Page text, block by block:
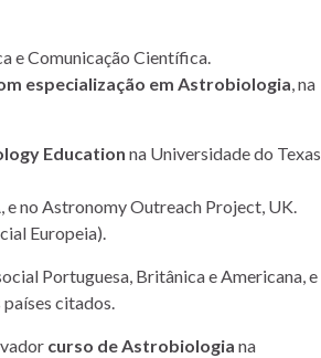
e Comunicação Científica.
especialização em Astrobiologia, na
Education na Universidade do Texas
e no Astronomy Outreach Project, UK.
Europeia).
Portuguesa, Britânica e Americana, e
citados.
curso de Astrobiologia na